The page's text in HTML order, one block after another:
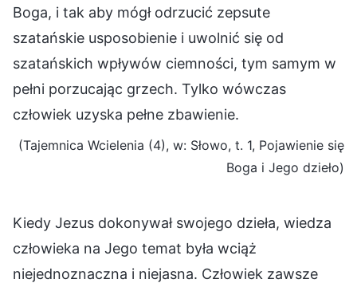
Boga, i tak aby mógł odrzucić zepsute
szatańskie usposobienie i uwolnić się od
szatańskich wpływów ciemności, tym samym w
pełni porzucając grzech. Tylko wówczas
człowiek uzyska pełne zbawienie.
(Tajemnica Wcielenia (4), w: Słowo, t. 1, Pojawienie się
Boga i Jego dzieło)
Kiedy Jezus dokonywał swojego dzieła, wiedza
człowieka na Jego temat była wciąż
niejednoznaczna i niejasna. Człowiek zawsze